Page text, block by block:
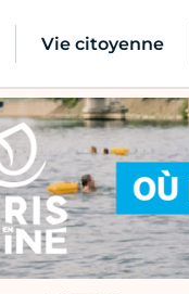
Vie citoyenne